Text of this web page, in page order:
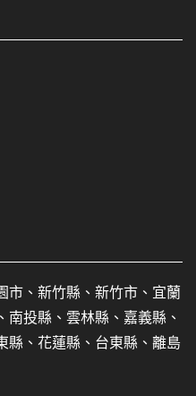
市、新竹縣、新竹市、宜蘭
投縣、雲林縣、嘉義縣、
縣、花蓮縣、台東縣、離島